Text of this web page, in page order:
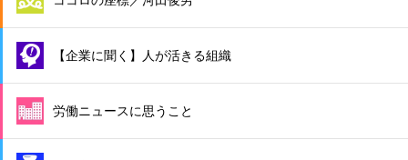
【企業に聞く】人が活きる組織
労働ニュースに思うこと